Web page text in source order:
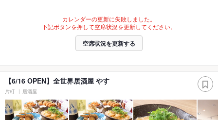
カレンダーの更新に失敗しました。
下記ボタンを押して空席状況を更新してください。
空席状況を更新する
【6/16 OPEN】全世界居酒屋 やす
片町 居酒屋